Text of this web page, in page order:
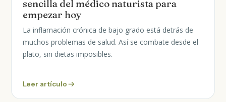
sencilla del médico naturista para
empezar hoy
La inflamación crónica de bajo grado está detrás de
muchos problemas de salud. Así se combate desde el
plato, sin dietas imposibles.
Leer artículo